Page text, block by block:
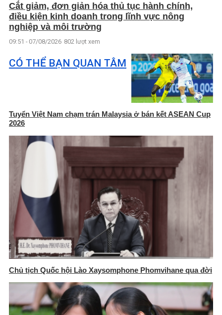
Cắt giảm, đơn giản hóa thủ tục hành chính,
điều kiện kinh doanh trong lĩnh vực nông
nghiệp và môi trường
09:51 - 07/08/2026 802 lượt xem
CÓ THỂ BẠN QUAN TÂM
Tuyển Việt Nam chạm trán Malaysia ở bán kết ASEAN Cup
2026
Chủ tịch Quốc hội Lào Xaysomphone Phomvihane qua đời